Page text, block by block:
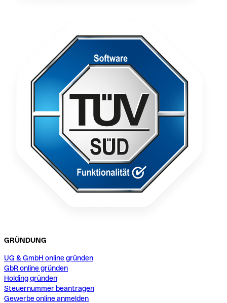
GRÜNDUNG
UG & GmbH online gründen
GbR online gründen
Holding gründen
Steuernummer beantragen
Gewerbe online anmelden